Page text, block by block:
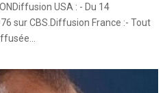
USA : - Du 14
sur CBS.Diffusion France :- Tout